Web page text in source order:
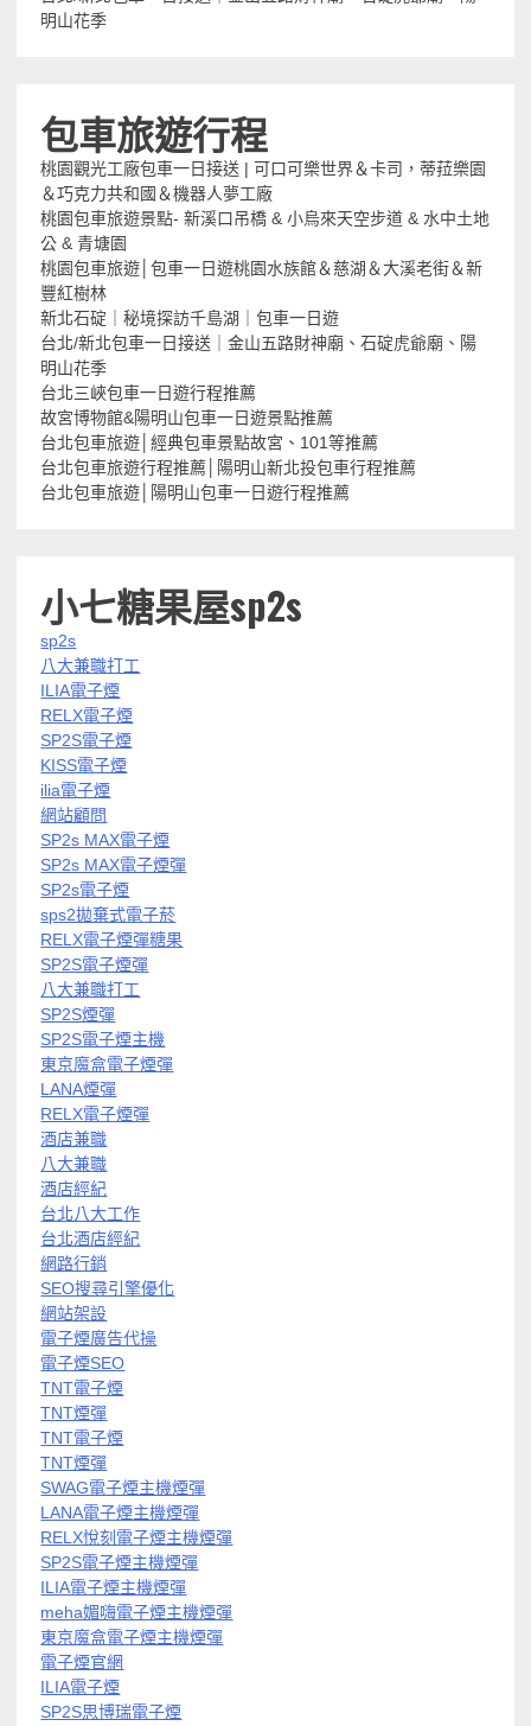
明山花季
包車旅遊行程
桃園觀光工廠包車一日接送 | 可口可樂世界＆卡司，蒂菈樂園
＆巧克力共和國＆機器人夢工廠
桃園包車旅遊景點- 新溪口吊橋 & 小烏來天空步道 & 水中土地
公 & 青塘園
桃園包車旅遊│包車一日遊桃園水族館＆慈湖＆大溪老街＆新
豐紅樹林
新北石碇｜秘境探訪千島湖｜包車一日遊
台北/新北包車一日接送｜金山五路財神廟、石碇虎爺廟、陽
明山花季
台北三峽包車一日遊行程推薦
故宮博物館&陽明山包車一日遊景點推薦
台北包車旅遊│經典包車景點故宮、101等推薦
台北包車旅遊行程推薦│陽明山新北投包車行程推薦
台北包車旅遊│陽明山包車一日遊行程推薦
小七糖果屋sp2s
sp2s
八大兼職打工
ILIA電子煙
RELX電子煙
SP2S電子煙
KISS電子煙
ilia電子煙
網站顧問
SP2s MAX電子煙
SP2s MAX電子煙彈
SP2s電子煙
sps2拋棄式電子菸
RELX電子煙彈糖果
SP2S電子煙彈
八大兼職打工
SP2S煙彈
SP2S電子煙主機
東京魔盒電子煙彈
LANA煙彈
RELX電子煙彈
酒店兼職
八大兼職
酒店經紀
台北八大工作
台北酒店經紀
網路行銷
SEO搜尋引擎優化
網站架設
電子煙廣告代操
電子煙SEO
TNT電子煙
TNT煙彈
TNT電子煙
TNT煙彈
SWAG電子煙主機煙彈
LANA電子煙主機煙彈
RELX悅刻電子煙主機煙彈
SP2S電子煙主機煙彈
ILIA電子煙主機煙彈
meha媚嗨電子煙主機煙彈
東京魔盒電子煙主機煙彈
電子煙官網
ILIA電子煙
SP2S思博瑞電子煙